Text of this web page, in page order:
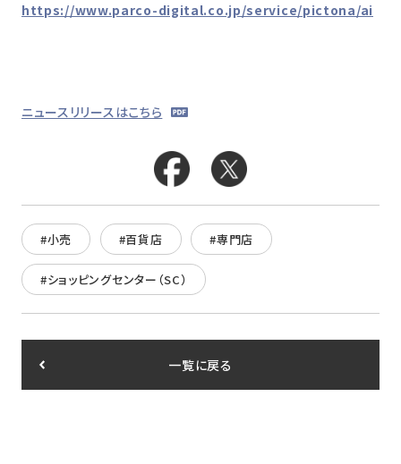
https://www.parco-digital.co.jp/service/pictona/ai
ニュースリリースはこちら
#小売 #百貨店 #専門店
#ショッピングセンター（SC）
一覧に戻る